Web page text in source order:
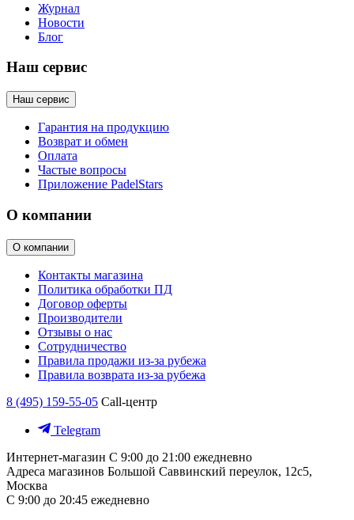
Журнал
Новости
Блог
Наш сервис
Наш сервис
Гарантия на продукцию
Возврат и обмен
Оплата
Частые вопросы
Приложение PadelStars
О компании
О компании
Контакты магазина
Политика обработки ПД
Договор оферты
Производители
Отзывы о нас
Сотрудничество
Правила продажи из-за рубежа
Правила возврата из-за рубежа
8 (495) 159-55-05 Call-центр
Telegram
Интернет-магазин С 9:00 до 21:00 ежедневно
Адреса магазинов Большой Саввинский переулок, 12с5,
Москва
С 9:00 до 20:45 ежедневно